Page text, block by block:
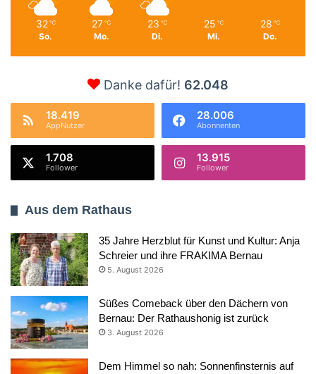
32 ℃
So.
27 ℃
Mo.
23 ℃
Di.
25 ℃
Mi.
28 ℃
Do.
Danke dafür! 62.048
18.419
AppNutzer
28.006
Abonnenten
1.708
Follower
13.915
Follower
Aus dem Rathaus
35 Jahre Herzblut für Kunst und Kultur: Anja
Schreier und ihre FRAKIMA Bernau
5. August 2026
Süßes Comeback über den Dächern von
Bernau: Der Rathaushonig ist zurück
3. August 2026
Dem Himmel so nah: Sonnenfinsternis auf